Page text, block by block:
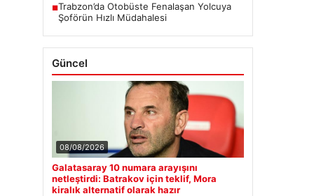
■Trabzon’da Otobüste Fenalaşan Yolcuya
Şoförün Hızlı Müdahalesi
Güncel
08/08/2026
Galatasaray 10 numara arayışını
netleştirdi: Batrakov için teklif, Mora
kiralık alternatif olarak hazır